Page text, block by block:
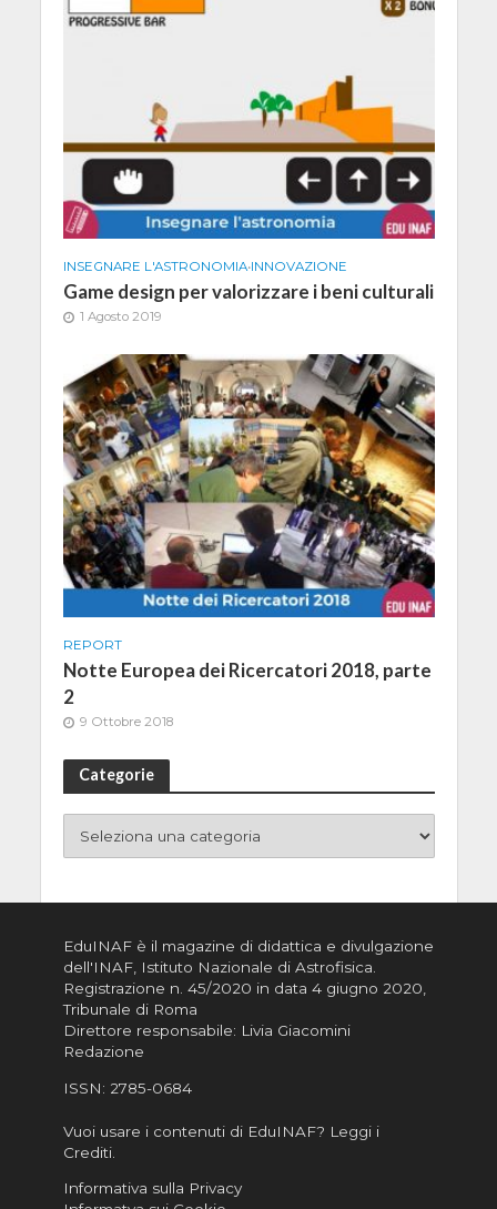
INSEGNARE L'ASTRONOMIA•INNOVAZIONE
Game design per valorizzare i beni culturali
1 Agosto 2019
REPORT
Notte Europea dei Ricercatori 2018, parte
2
9 Ottobre 2018
Categorie
EduINAF è il magazine di didattica e divulgazione
dell'INAF, Istituto Nazionale di Astrofisica
Registrazione n. 45/2020 in data 4 giugno 2020,
Tribunale di Roma
Direttore responsabile: Livia Giacomini
Redazione
ISSN: 2785-0684
Vuoi usare i contenuti di EduINAF? Leggi i
Crediti.
Informativa sulla Privacy